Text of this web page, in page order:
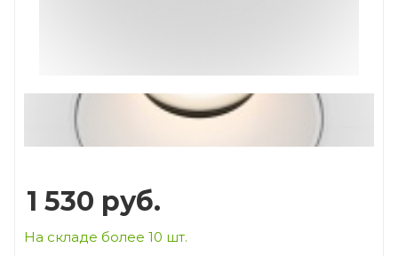
1 530 руб.
На складе более 10 шт.